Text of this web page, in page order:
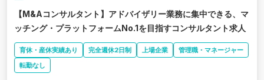
【M&Aコンサルタント】アドバイザリー業務に集中できる、マ
ッチング・プラットフォームNo.1を目指すコンサルタント求人
育休・産休実績あり 完全週休2日制 上場企業
管理職・マネージャー
転勤なし